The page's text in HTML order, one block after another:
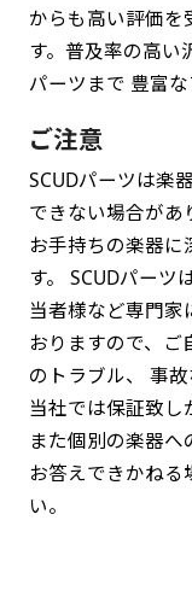
からも高い評価を
す。普及率の高い
パーツまで 豊富な
ご注意
SCUDパーツは楽
できない場合があ
お手持ちの楽器に
す。 SCUDパーツ
当者様など専門
おりますので、ご
のトラブル、 事
当社では保証致し
また個別の楽器
お答えできかねる
い。